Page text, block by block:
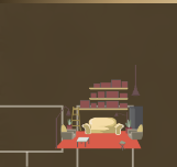
Перейти